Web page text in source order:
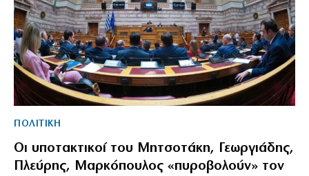
ΠΟΛΙΤΙΚΗ
Οι υποτακτικοί του Μητσοτάκη, Γεωργιάδης,
Πλεύρης, Μαρκόπουλος «πυροβολούν» τον